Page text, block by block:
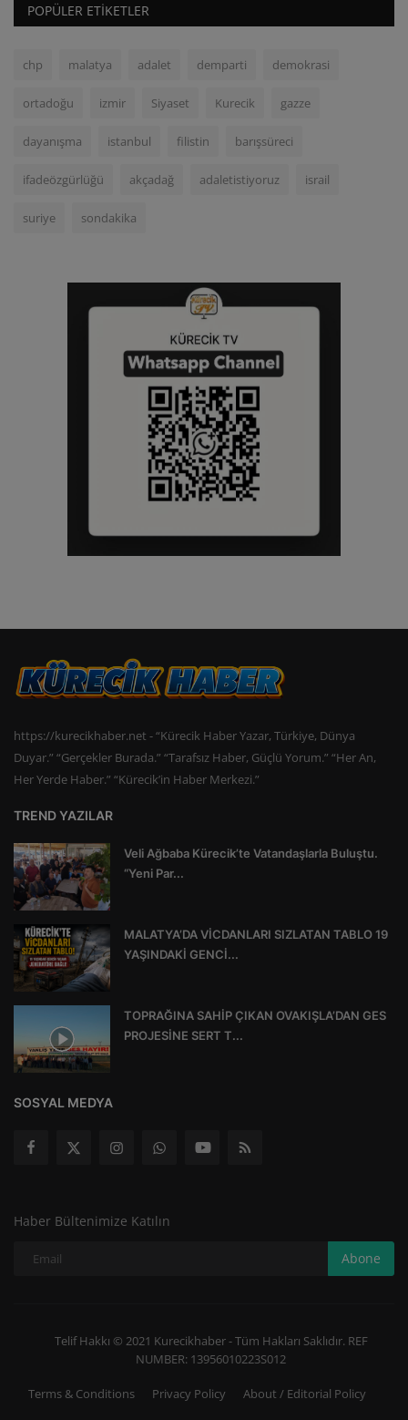
POPÜLER ETIKETLER
chp malatya adalet demparti demokrasi
ortadoğu izmir Siyaset Kurecik gazze
dayanışma istanbul filistin barışsüreci
ifadeözgürlüğü akçadağ adaletistiyoruz israil
suriye sondakika
https://kurecikhaber.net - “Kürecik Haber Yazar, Türkiye, Dünya
Duyar.” “Gerçekler Burada.” “Tarafsız Haber, Güçlü Yorum.” “Her An,
Her Yerde Haber.” “Kürecik’in Haber Merkezi.”
TREND YAZILAR
Veli Ağbaba Kürecik’te Vatandaşlarla Buluştu.
“Yeni Par...
MALATYA’DA VİCDANLARI SIZLATAN TABLO 19
YAŞINDAKİ GENCİ...
TOPRAĞINA SAHİP ÇIKAN OVAKIŞLA’DAN GES
PROJESİNE SERT T...
SOSYAL MEDYA
Haber Bültenimize Katılın
Abone
Telif Hakkı © 2021 Kurecikhaber - Tüm Hakları Saklıdır. REF
NUMBER: 13956010223S012
Terms & Conditions Privacy Policy
About / Editorial Policy